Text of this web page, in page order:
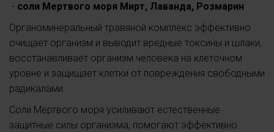
- соли Мертвого моря Мирт, Лаванда, Розмарин
Органоминеральный травяной комплекс эффективно
очищает организм и выводит вредные токсины и шлаки,
восстанавливает организм человека на клеточном
уровне и защищает клетки от повреждения свободными
радикалами.
Соли Мёртвого моря усиливают естественные
защитные силы организма, помогают эффективно